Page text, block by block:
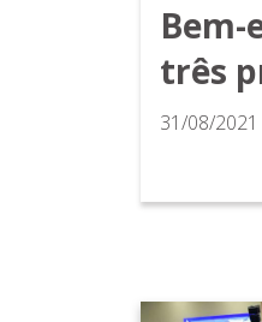
três
31/08/2021